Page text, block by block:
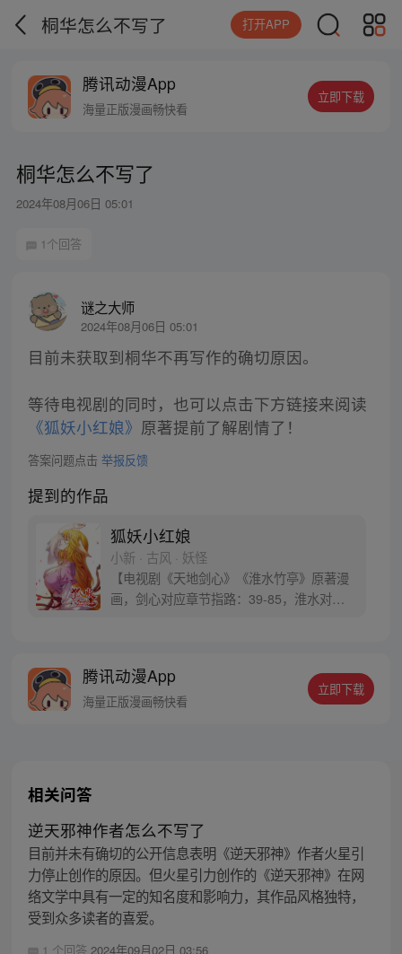
桐华怎么不写了 打开APP
腾讯动漫App
海量正版漫画畅快看
立即下载
桐华怎么不写了
2024年08月06日 05:01
1个回答
谜之大师
2024年08月06日 05:01
目前未获取到桐华不再写作的确切原因。
等待电视剧的同时，也可以点击下方链接来阅读
《狐妖小红娘》 原著提前了解剧情了！
答案问题点击 举报反馈
提到的作品
狐妖小红娘
小新 · 古风 · 妖怪
【电视剧《天地剑心》《淮水竹亭》原著漫
画，剑心对应章节指路：39-85，淮水对应
腾讯动漫App
海量正版漫画畅快看
立即下载
相关问答
逆天邪神作者怎么不写了
目前并未有确切的公开信息表明《逆天邪神》作者火星引
力停止创作的原因。但火星引力创作的《逆天邪神》在网
络文学中具有一定的知名度和影响力，其作品风格独特，
受到众多读者的喜爱。
1 个回答 2024年09月02日 03:56